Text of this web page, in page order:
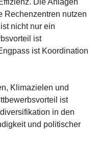
Rechenzentren nutzen
nicht nur ein
ist
ist Koordination
Klimazielen und
ist
in den
und politischer